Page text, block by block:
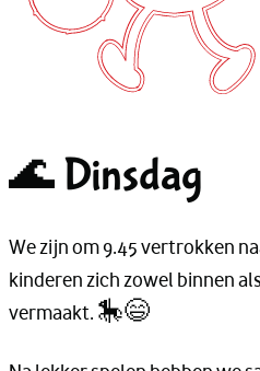
🌊 Dinsdag
We zijn om 9.45 vertrokken
kinderen zich zowel binnen
vermaakt. 🎠😄